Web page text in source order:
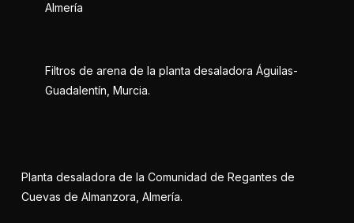
Almería
Filtros de arena de la planta desaladora Águilas-
Guadalentín, Murcia.
Planta desaladora de la Comunidad de Regantes de
Cuevas de Almanzora, Almería.